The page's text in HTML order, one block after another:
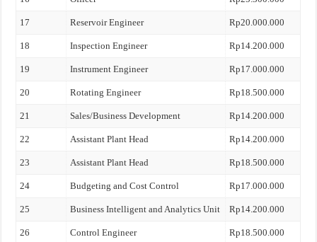
17 Reservoir Engineer Rp20.000.000
18 Inspection Engineer Rp14.200.000
19 Instrument Engineer Rp17.000.000
20 Rotating Engineer Rp18.500.000
21 Sales/Business Development Rp14.200.000
22 Assistant Plant Head Rp14.200.000
23 Assistant Plant Head Rp18.500.000
24 Budgeting and Cost Control Rp17.000.000
25 Business Intelligent and Analytics Unit Rp14.200.000
26 Control Engineer Rp18.500.000